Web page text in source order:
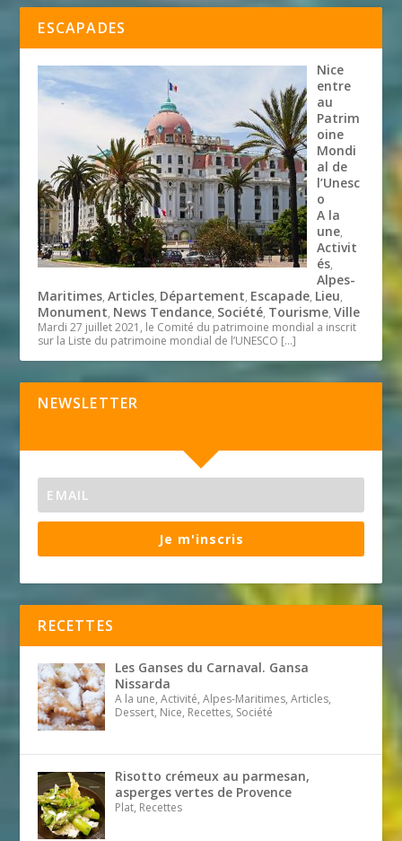
ESCAPADES
Nice
entre
au
Patrim
oine
Mondi
al de
l’Unesc
o
A la
une,
Activit
és,
Alpes-
Maritimes,Articles, Département, Escapade, Lieu,
Monument, News Tendance, Société, Tourisme,Ville
Mardi 27 juillet 2021, le Comité du patrimoine mondial a inscrit
sur la Liste du patrimoine mondial de l’UNESCO […]
NEWSLETTER
Je m'inscris
RECETTES
Les Ganses du Carnaval. Gansa
Nissarda
A la une, Activité, Alpes-Maritimes, Articles,
Dessert, Nice, Recettes, Société
Risotto crémeux au parmesan,
asperges vertes de Provence
Plat, Recettes